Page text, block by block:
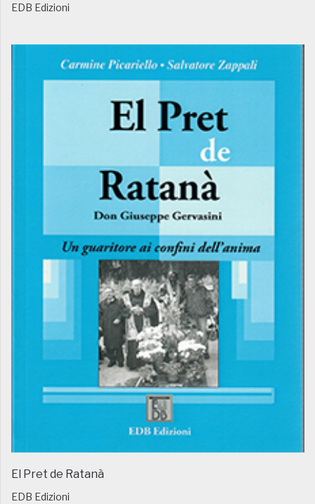
EDB Edizioni
El Pret de Ratanà
EDB Edizioni